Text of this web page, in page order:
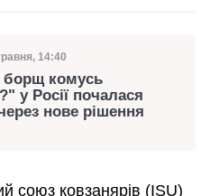
публікації
14:40
комусь
у Росії почалася
нове рішення
союз ковзанярів (ISU)